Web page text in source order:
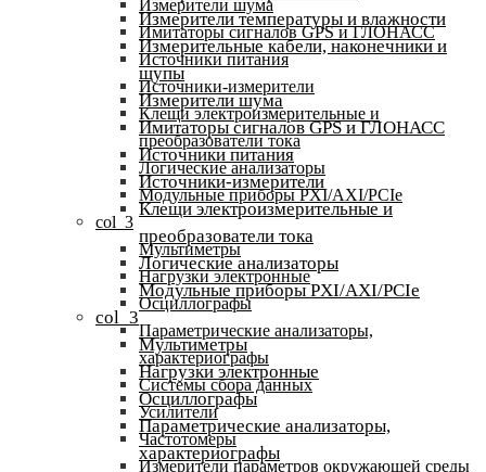
Измерители шума
Имитаторы сигналов GPS и ГЛОНАСС
Источники питания
Источники-измерители
Клещи электроизмерительные и
преобразователи тока
Логические анализаторы
Модульные приборы PXI/AXI/PCIe
col_3
Мультиметры
Нагрузки электронные
Осциллографы
Параметрические анализаторы,
характериографы
Системы сбора данных
Усилители
Частотомеры
Измерители параметров окружающей среды
Измерители температуры и влажности
Измерительные кабели, наконечники и
щупы
Измерители шума
Имитаторы сигналов GPS и ГЛОНАСС
Источники питания
Источники-измерители
Клещи электроизмерительные и
преобразователи тока
Логические анализаторы
Модульные приборы PXI/AXI/PCIe
col_3
Мультиметры
Нагрузки электронные
Осциллографы
Параметрические анализаторы,
характериографы